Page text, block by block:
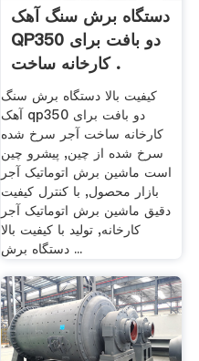
دستگاه برش سنگ آهک
QP350 دو بافت برای
کارخانه ساخت .
کیفیت بالا دستگاه برش سنگ
آهک qp350 دو بافت برای
کارخانه ساخت آجر سرخ شده
سرخ شده از چین, پیشرو چین
است ماشین برش اتوماتیک آجر
بازار محصول, با کنترل کیفیت
دقیق ماشین برش اتوماتیک آجر
کارخانه, تولید با کیفیت بالا
دستگاه برش ...